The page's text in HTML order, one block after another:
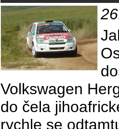
Volkswagen
do čela
rychle se